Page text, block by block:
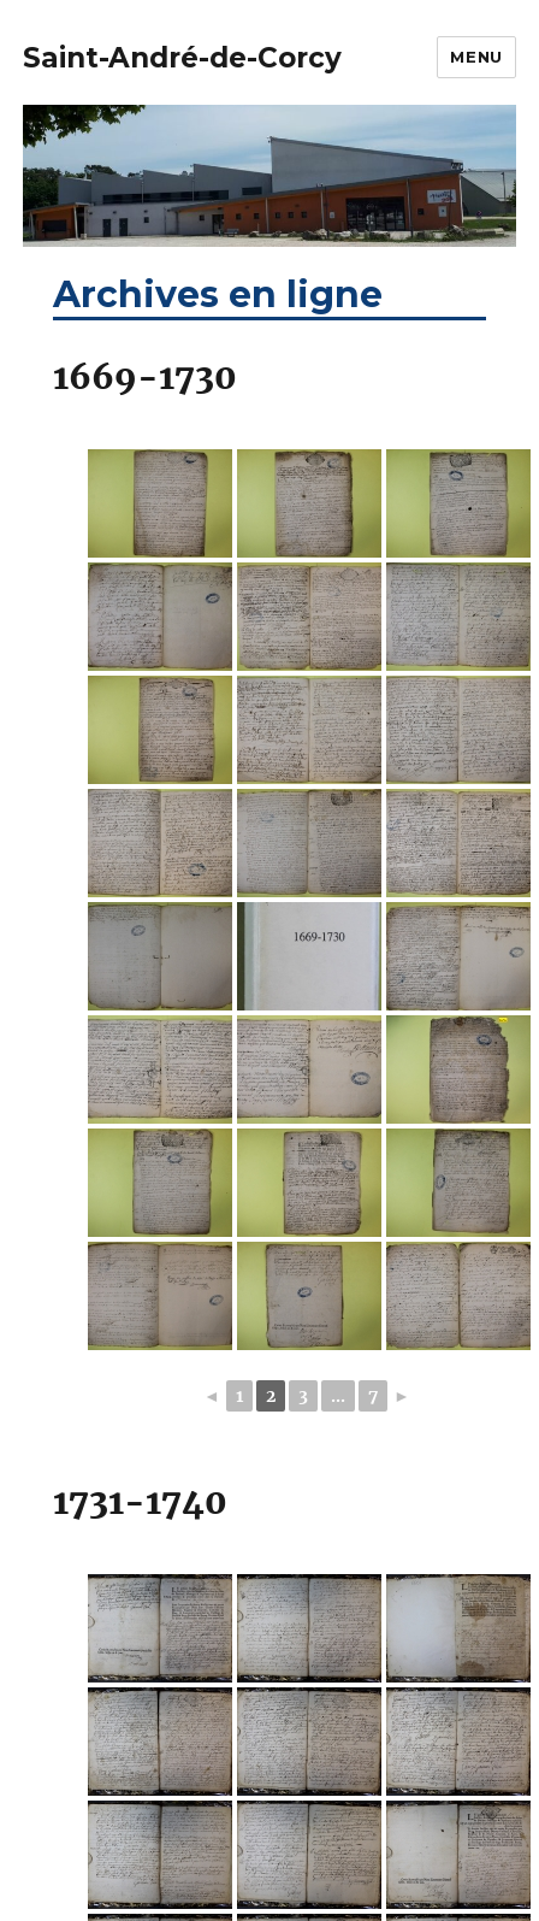
Saint-André-de-Corcy MENU
Archives en ligne
1669-1730
◄ 1 2 3 ... 7 ►
1731-1740